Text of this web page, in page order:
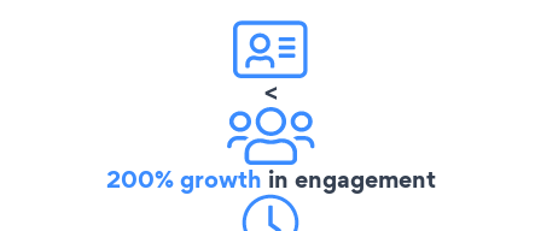
<
200% growth in engagement